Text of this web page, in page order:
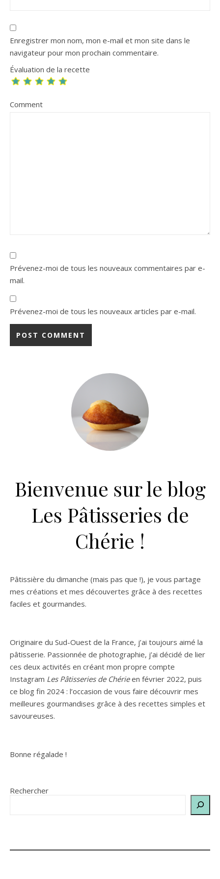
Enregistrer mon nom, mon e-mail et mon site dans le
navigateur pour mon prochain commentaire.
Évaluation de la recette
Comment
Prévenez-moi de tous les nouveaux commentaires par e-
mail.
Prévenez-moi de tous les nouveaux articles par e-mail.
Bienvenue sur le blog
Les Pâtisseries de
Chérie !
Pâtissière du dimanche (mais pas que !), je vous partage
mes créations et mes découvertes grâce à des recettes
faciles et gourmandes.
Originaire du Sud-Ouest de la France, j’ai toujours aimé la
pâtisserie. Passionnée de photographie, j’ai décidé de lier
ces deux activités en créant mon propre compte
Instagram Les Pâtisseries de Chérieen février 2022, puis
ce blog fin 2024 : l’occasion de vous faire découvrir mes
meilleures gourmandises grâce à des recettes simples et
savoureuses.
Bonne régalade !
Rechercher